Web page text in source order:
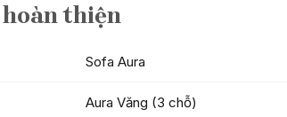
hoàn thiện
Sofa Aura
Aura Văng (3 chỗ)